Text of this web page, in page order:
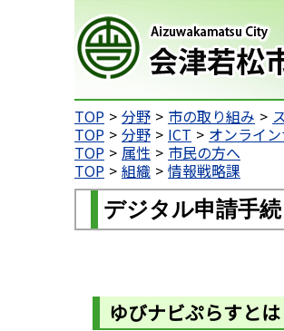
TOP
分野 市の取り組み
TOP
分野 ICT
オンライ
TOP
属性
市民の方へ
TOP
組織 情報戦略課
デジタル申請手
ゆびナビぷらすとは